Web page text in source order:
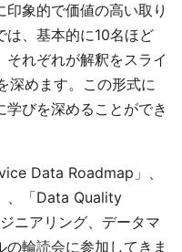
象的で価値の高い取り
は、基本的に10名ほど
れぞれが解釈をスライ
深めます。この形式に
びを深めることができ
Data Roadmap」、
、「Data Quality
ニアリング、データマ
輪読会に参加してきま